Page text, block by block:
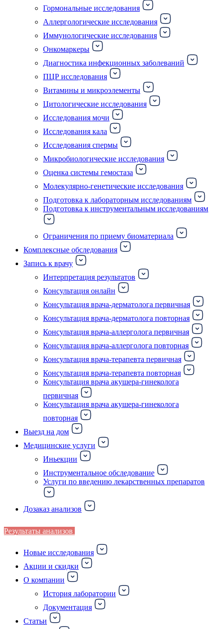
Гормональные исследования
Аллергологические исследования
Иммунологические исследования
Онкомаркеры
Диагностика инфекционных заболеваний
ПЦР исследования
Витамины и микроэлементы
Цитологические исследования
Исследования мочи
Исследования кала
Исследования спермы
Микробиологические исследования
Оценка системы гемостаза
Молекулярно-генетические исследования
Подготовка к лабораторным исследованиям
Подготовка к инструментальным исследованиям
Ограничения по приему биоматериала
Комплексные обследования
Запись к врачу
Интерпретация результатов
Консультация онлайн
Консультация врача-дерматолога первичная
Консультация врача-дерматолога повторная
Консультация врача-аллерголога первичная
Консультация врача-аллерголога повторная
Консультация врача-терапевта первичная
Консультация врача-терапевта повторная
Консультация врача акушера-гинеколога
первичная
Консультация врача акушера-гинеколога
повторная
Выезд на дом
Медицинские услуги
Иньекции
Инструментальное обследование
Услуги по введению лекарственных препаратов
Дозаказ анализов
Результаты анализов
Новые исследования
Акции и скидки
О компании
История лаборатории
Документация
Статьи